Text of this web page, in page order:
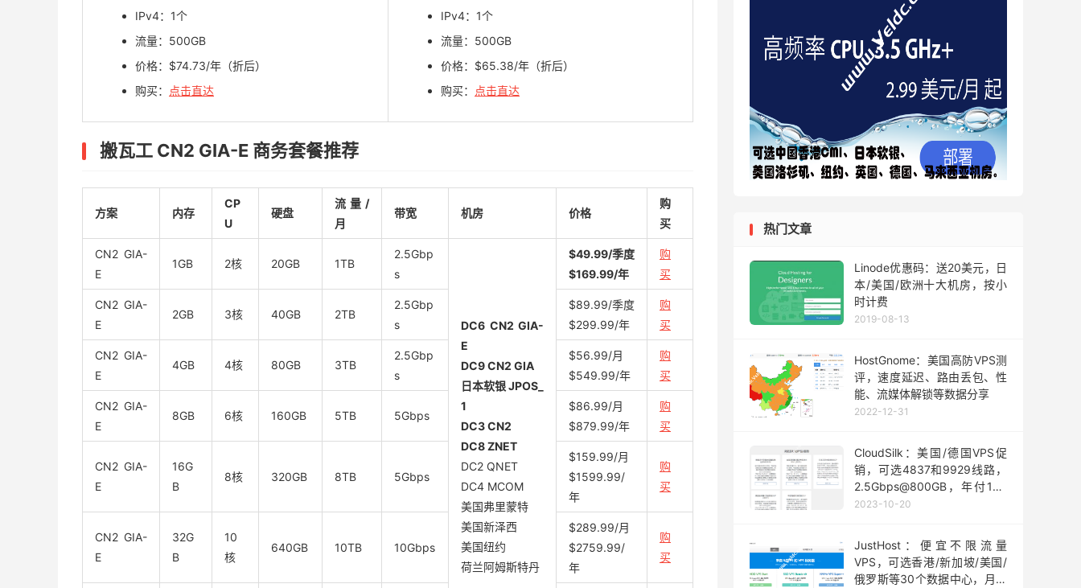
IPv4：1个
流量：500GB
价格：$‭74.73/年（折后）
购买：
点击直达
IPv4：1个
流量：500GB
价格：$‭65.38/年（折后）
购买：
点击直达
搬瓦工 CN2 GIA-E 商务套餐推荐
方案 内存
CP
U
硬盘
流量/
月
带宽 机房 价格
购
买
CN2 GIA-
E
1GB 2核 20GB 1TB
2.5Gbp
s
DC6 CN2 GIA-
E
DC9 CN2 GIA
日本软银 JPOS_
1
DC3 CN2
DC8 ZNET
DC2 QNET
DC4 MCOM
美国弗里蒙特
美国新泽西
美国纽约
荷兰阿姆斯特丹
$49.99/季度
$169.99/年
购
买
CN2 GIA-
E
2GB 3核 40GB 2TB
2.5Gbp
s
$89.99/季度
$299.99/年
购
买
CN2 GIA-
E
4GB 4核 80GB 3TB
2.5Gbp
s
$56.99/月
$549.99/年
购
买
CN2 GIA-
E
8GB 6核 160GB 5TB 5Gbps
$86.99/月
$879.99/年
购
买
CN2 GIA-
E
16G
B
8核 320GB 8TB 5Gbps
$159.99/月
$1599.99/
年
购
买
CN2 GIA-
E
32G
B
10
核
640GB 10TB 10Gbps
$289.99/月
$2759.99/
年
购
买
热门文章
Linode优惠码：送20美元，日
本/美国/欧洲十大机房，按小
时计费
2019-08-13
HostGnome：美国高防VPS测
评，速度延迟、路由丢包、性
能、流媒体解锁等数据分享
2022-12-31
CloudSilk：美国/德国VPS促
销，可选4837和9929线路，
2.5Gbps@800GB，年付160
元起
2023-10-20
JustHost：便宜不限流量
VPS，可选香港/新加坡/美国/
俄罗斯等30个数据中心，月付